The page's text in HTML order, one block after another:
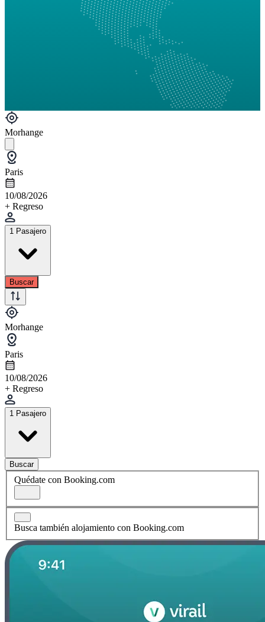
Morhange
Paris
10/08/2026
+ Regreso
1 Pasajero
Buscar
Morhange
Paris
10/08/2026
+ Regreso
1 Pasajero
Buscar
Quédate con Booking.com
Busca también alojamiento con Booking.com